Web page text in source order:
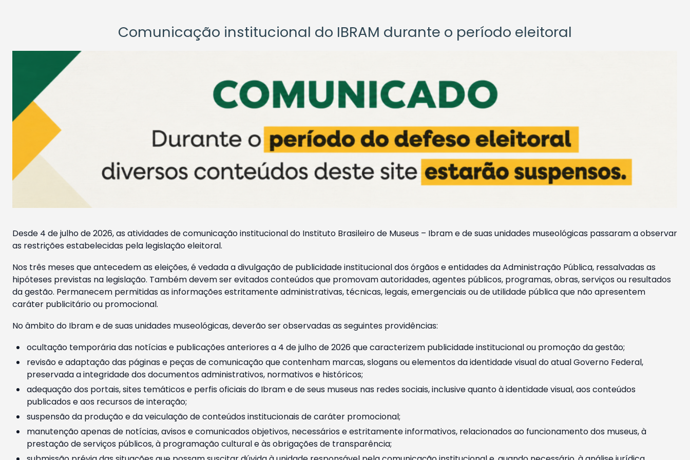
Comunicação institucional do IBRAM durante o período eleitoral
Desde 4 de julho de 2026, as atividades de comunicação institucional do Instituto Brasileiro de Museus – Ibram e de suas unidades museológicas passaram a observar
as restrições estabelecidas pela legislação eleitoral.
Nos três meses que antecedem as eleições, é vedada a divulgação de publicidade institucional dos órgãos e entidades da Administração Pública, ressalvadas as
hipóteses previstas na legislação. Também devem ser evitados conteúdos que promovam autoridades, agentes públicos, programas, obras, serviços ou resultados
da gestão. Permanecem permitidas as informações estritamente administrativas, técnicas, legais, emergenciais ou de utilidade pública que não apresentem
caráter publicitário ou promocional.
No âmbito do Ibram e de suas unidades museológicas, deverão ser observadas as seguintes providências:
ocultação temporária das notícias e publicações anteriores a 4 de julho de 2026 que caracterizem publicidade institucional ou promoção da gestão;
revisão e adaptação das páginas e peças de comunicação que contenham marcas, slogans ou elementos da identidade visual do atual Governo Federal,
preservada a integridade dos documentos administrativos, normativos e históricos;
adequação dos portais, sites temáticos e perfis oficiais do Ibram e de seus museus nas redes sociais, inclusive quanto à identidade visual, aos conteúdos
publicados e aos recursos de interação;
suspensão da produção e da veiculação de conteúdos institucionais de caráter promocional;
manutenção apenas de notícias, avisos e comunicados objetivos, necessários e estritamente informativos, relacionados ao funcionamento dos museus, à
prestação de serviços públicos, à programação cultural e às obrigações de transparência;